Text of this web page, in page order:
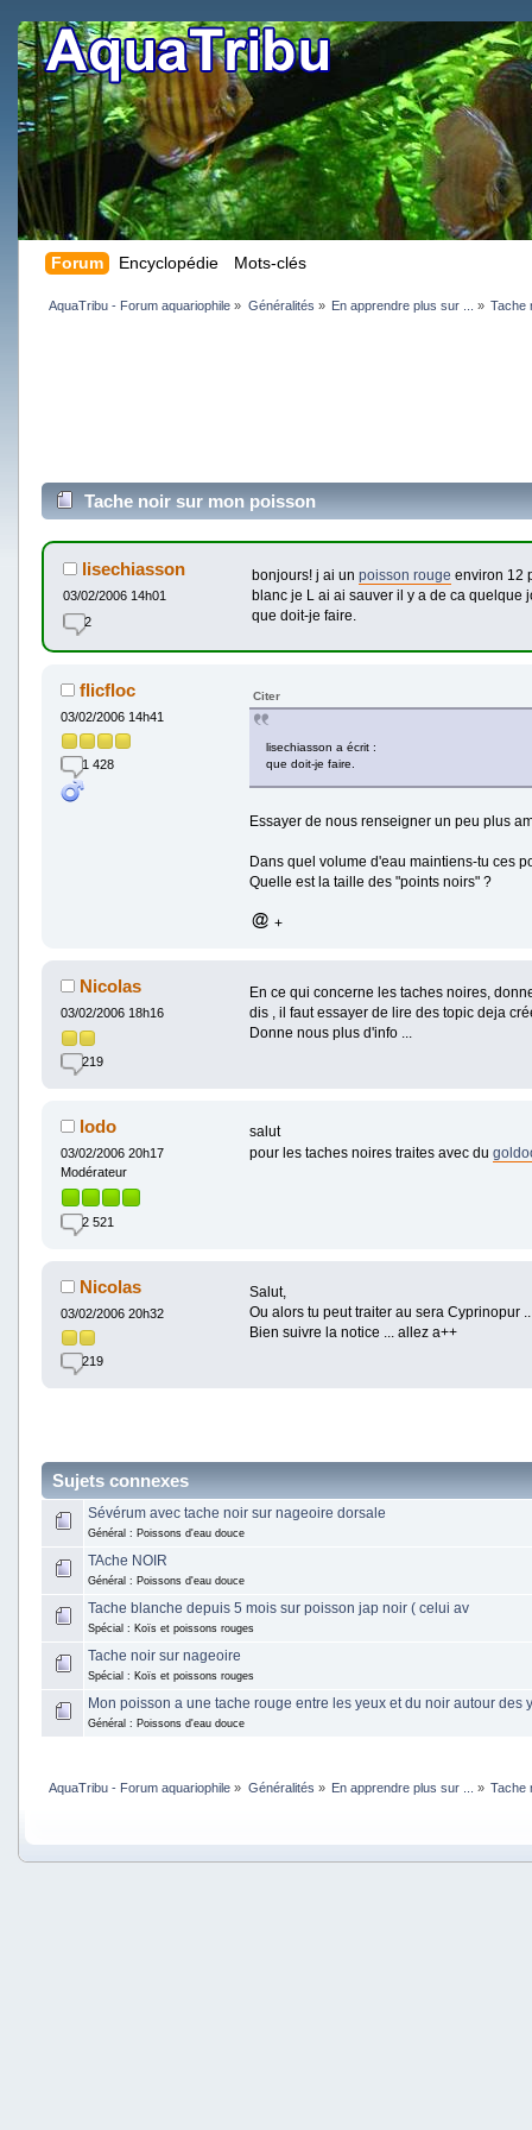
Forum Encyclopédie Mots-clés
AquaTribu - Forum aquariophile » Généralités » En apprendre plus sur ... » Tache
Tache noir sur mon poisson
lisechiasson
03/02/2006 14h01
2
bonjours! j ai un poisson rouge environ 12
blanc je L ai ai sauver il y a de ca quelque
que doit-je faire.
flicfloc
03/02/2006 14h41
1 428
Citer
lisechiasson a écrit :
que doit-je faire.
Essayer de nous renseigner un peu plus
Dans quel volume d'eau maintiens-tu ces
Quelle est la taille des "points noirs" ?
+
Nicolas
03/02/2006 18h16
219
En ce qui concerne les taches noires,
dis , il faut essayer de lire des topic deja
Donne nous plus d'info ...
lodo
03/02/2006 20h17
Modérateur
2 521
salut
pour les taches noires traites avec du
Nicolas
03/02/2006 20h32
219
Salut,
Ou alors tu peut traiter au sera Cyprinopur
Bien suivre la notice ... allez a++
Sujets connexes
Sévérum avec tache noir sur nageoire dorsale
Général : Poissons d'eau douce
TAche NOIR
Général : Poissons d'eau douce
Tache blanche depuis 5 mois sur poisson jap noir ( celui av
Spécial : Koïs et poissons rouges
Tache noir sur nageoire
Spécial : Koïs et poissons rouges
Mon poisson a une tache rouge entre les yeux et du noir autour des
Général : Poissons d'eau douce
AquaTribu - Forum aquariophile » Généralités » En apprendre plus sur ... » Tache